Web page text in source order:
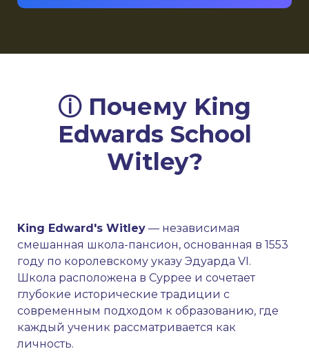
ⓘ Почему King
Edwards School
Witley?
King Edward's Witley — независимая
смешанная школа-пансион, основанная в 1553
году по королевскому указу Эдуарда VI.
Школа расположена в Суррее и сочетает
глубокие исторические традиции с
современным подходом к образованию, где
каждый ученик рассматривается как
личность.